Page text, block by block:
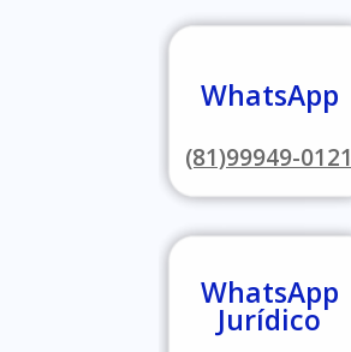
WhatsApp
(81)99949-0121
WhatsApp
Jurídico